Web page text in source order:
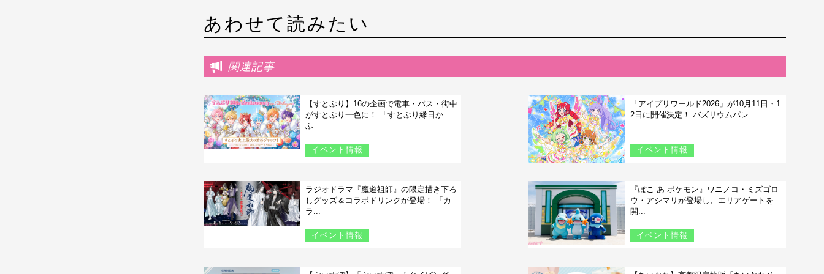
あわせて読みたい
関連記事
【すとぷり】16の企画で電車・バス・街中
がすとぷり一色に！ 「すとぷり縁日か
ふ...
イベント情報
「アイプリワールド2026」が10月11日・1
2日に開催決定！ バズリウムパレ...
イベント情報
ラジオドラマ『魔道祖師』の限定描き下ろ
しグッズ＆コラボドリンクが登場！ 「カ
ラ...
イベント情報
『ぽこ あ ポケモン』ワニノコ・ミズゴロ
ウ・アシマリが登場し、エリアゲートを
開...
イベント情報